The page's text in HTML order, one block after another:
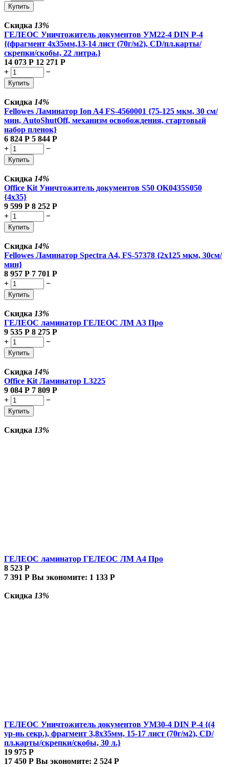
Купить
Скидка 13%
ГЕЛЕОС Уничтожитель документов УМ22-4 DIN P-4
{(фрагмент 4х35мм,13-14 лист (70г/м2), CD/пл.карты/
скрепки/скобы, 22 литра.}
14 073 Р 12 271 Р
+
−
Купить
Скидка 14%
Fellowes Ламинатор Ion A4 FS-4560001 {75-125 мкм, 30 см/
мин, AutoShutOff, механизм освобождения, стартовый
набор пленок}
6 824 Р 5 844 Р
+
−
Купить
Скидка 14%
Office Kit Уничтожитель документов S50 OK0435S050
{4x35}
9 599 Р 8 252 Р
+
−
Купить
Скидка 14%
Fellowes Ламинатор Spectra A4, FS-57378 {2x125 мкм, 30см/
мин}
8 957 Р 7 701 Р
+
−
Купить
Скидка 13%
ГЕЛЕОС ламинатор ГЕЛЕОС ЛМ A3 Про
9 535 Р 8 275 Р
+
−
Купить
Скидка 14%
Office Kit Ламинатор L3225
9 084 Р 7 809 Р
+
−
Купить
Скидка 13%
ГЕЛЕОС ламинатор ГЕЛЕОС ЛМ A4 Про
8 523 Р
7 391 Р Вы экономите: 1 133 Р
Скидка 13%
ГЕЛЕОС Уничтожитель документов УМ30-4 DIN P-4 {(4
ур-нь секр.), фрагмент 3,8х35мм, 15-17 лист (70г/м2), CD/
пл.карты/скрепки/скобы, 30 л.}
19 975 Р
17 450 Р Вы экономите: 2 524 Р